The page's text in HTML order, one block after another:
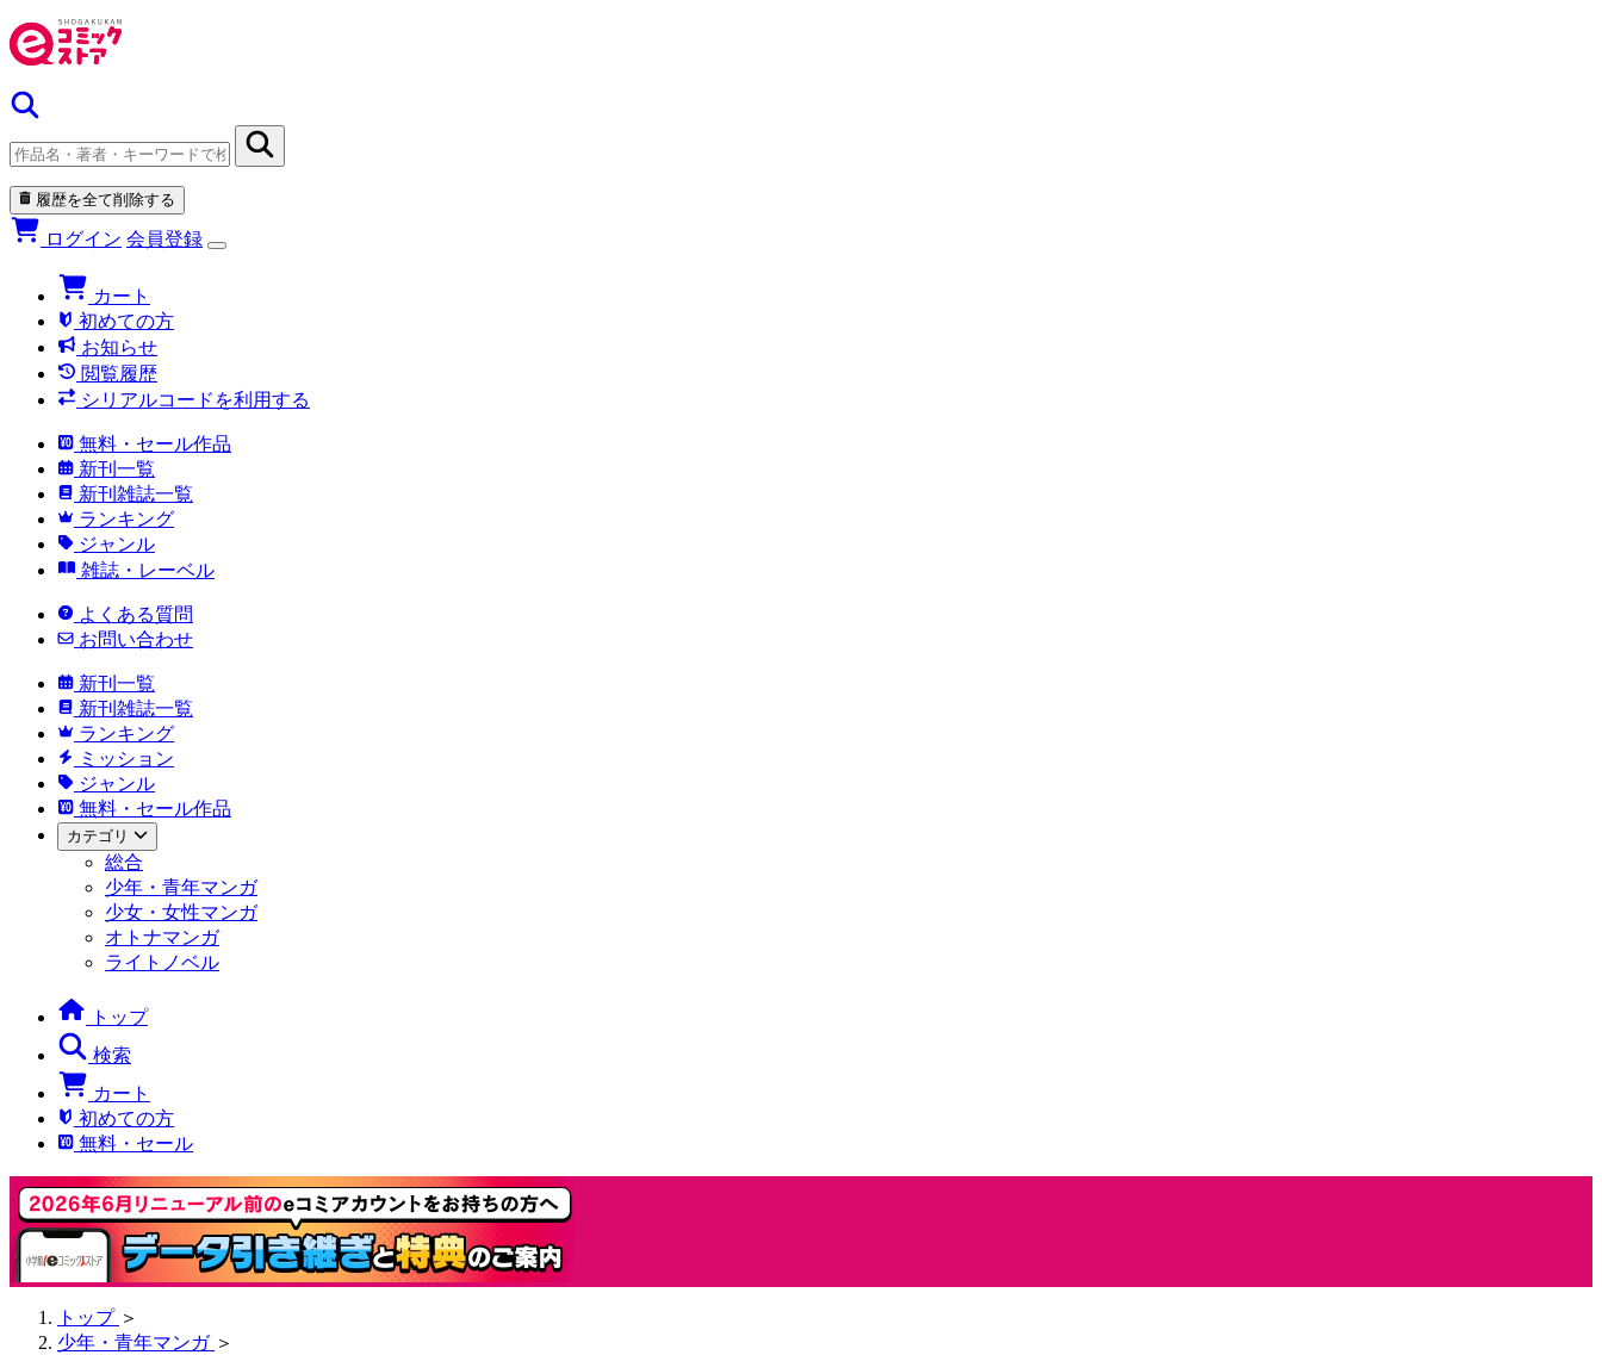
履歴を全て削除する
ログイン 会員登録
カート
初めての方
お知らせ
閲覧履歴
シリアルコードを利用する
無料・セール作品
新刊一覧
新刊雑誌一覧
ランキング
ジャンル
雑誌・レーベル
よくある質問
お問い合わせ
新刊一覧
新刊雑誌一覧
ランキング
ミッション
ジャンル
無料・セール作品
カテゴリ
総合
少年・青年マンガ
少女・女性マンガ
オトナマンガ
ライトノベル
トップ
検索
カート
初めての方
無料・セール
トップ ＞
少年・青年マンガ ＞